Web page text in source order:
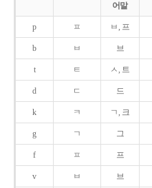
어말
p ㅍ ㅂ, 프
b ㅂ 브
t ㅌ ㅅ, 트
d ㄷ 드
k ㅋ ㄱ, 크
g ㄱ 그
f ㅍ 프
v ㅂ 브